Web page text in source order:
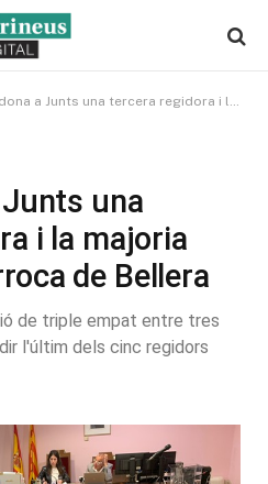
Junts una tercera regidora i la majoria absoluta a Sarroca de Bellera
Junts una
i la majoria
de Bellera
de triple empat entre tres
l'últim dels cinc regidors